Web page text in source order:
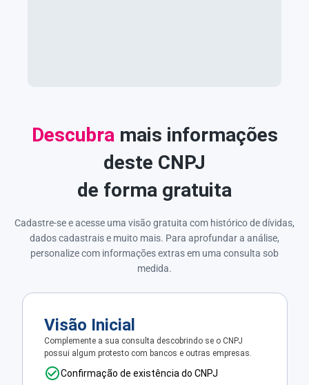
Descubramais informações
deste CNPJ
de forma gratuita
Cadastre-se e acesse uma visão gratuita com histórico de dívidas,
dados cadastrais e muito mais. Para aprofundar a análise,
personalize com informações extras em uma consulta sob
medida.
Visão Inicial
Complemente a sua consulta descobrindo se o CNPJ
possui algum protesto com bancos e outras empresas.
Confirmação de existência do CNPJ